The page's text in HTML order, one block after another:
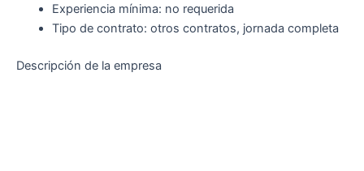
Experiencia mínima: no requerida
Tipo de contrato: otros contratos, jornada completa
Descripción de la empresa